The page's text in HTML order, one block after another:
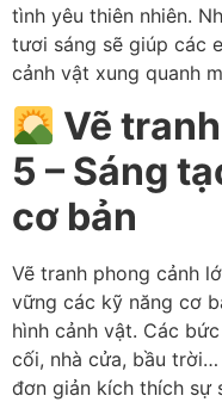
tình yêu thiên nhiên.
tươi sáng sẽ giúp các
cảnh vật xung quanh
Vẽ
5 – Sáng
cơ bản
Vẽ tranh phong cảnh
vững các kỹ năng cơ
hình cảnh vật. Các
cối, nhà cửa, bầu
đơn giản kích thích sự